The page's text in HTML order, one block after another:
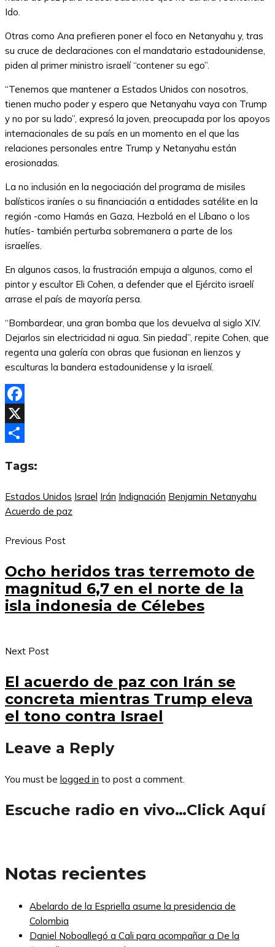
Ido.
Otras como Ana prefieren poner el foco en Netanyahu y, tras
su cruce de declaraciones con el mandatario estadounidense,
piden al primer ministro israelí “contener su ego”.
“Tenemos que mantener a Estados Unidos con nosotros,
tienen mucho poder y espero que Netanyahu vaya con Trump
y no por su lado”, expresó la joven, preocupada por los apoyos
internacionales de su país en un momento en el que las
relaciones personales entre Trump y Netanyahu están
erosionadas.
La no inclusión en la negociación del programa de misiles
balísticos iraníes o su financiación a entidades satélite en la
región -como Hamás en Gaza, Hezbolá en el Líbano o los
hutíes- también perturba sobremanera a parte de los
israelíes.
En algunos casos, la frustración empuja a algunos, como el
pintor y escultor Eli Cohen, a defender que el Ejército israelí
arrase el país de mayoría persa.
“Bombardear, una gran bomba que los devuelva al siglo XIV.
Dejarlos sin electricidad ni agua. Sin piedad”, repite Cohen, que
regenta una galería con obras que fusionan en lienzos y
esculturas la bandera estadounidense y la israelí.
Facebook
X
Tags:
Estados Unidos Israel Irán Indignación Benjamin Netanyahu
Acuerdo de paz
Previous Post
Ocho heridos tras terremoto de
magnitud 6,7 en el norte de la
isla indonesia de Célebes
Next Post
El acuerdo de paz con Irán se
concreta mientras Trump eleva
el tono contra Israel
Leave a Reply
You must be logged in to post a comment.
Escuche radio en vivo…Click Aquí
Notas recientes
Abelardo de la Espriella asume la presidencia de
Colombia
Daniel Noboallegó a Cali para acompañar a De la